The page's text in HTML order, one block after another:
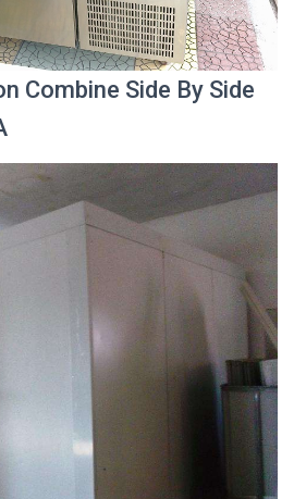
Combine Side By Side